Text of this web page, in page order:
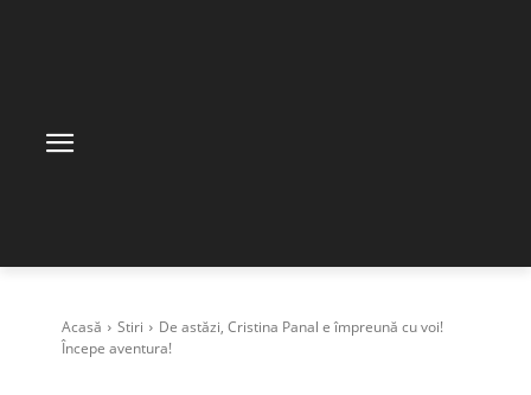
Acasă Stiri
De astăzi, Cristina Panal e împreună cu voi!
Începe aventura!